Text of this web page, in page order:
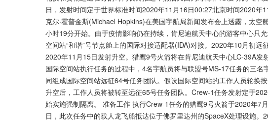
日，发射时间定于世界标准时间2020年11月16日00:27北京时间2020
克尔·霍普金斯(Michael Hopkins)在美国宇航局新闻发布会上透露，太空
小时19分开始。由于疫情影响仍在持续，肯尼迪航天中心的游客中心只
空间站“和谐”号节点舱上的国际对接适配器(IDA)对接。2020年10月初
2020年11月15日发射升空。猎鹰9号火箭将在肯尼迪航天中心LC-39A
国际空间站执行任务的过程中，4名宇航员将与联盟号MS-17任务的三
同组成国际空间站远征64号任务团队。假设国际空间站的工作人员轮换
升空后，工作人员将被转至远征65号任务团队。Crew-1任务发射定于
始实施强制隔离。 准备工作 执行Crew-1任务的猎鹰9号火箭于2020年7
日，此次任务中的载人龙飞船抵达位于佛罗里达州的SpaceX处理设施